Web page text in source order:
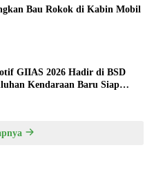
Bau Rokok di Kabin Mobil
GIIAS 2026 Hadir di BSD
Kendaraan Baru Siap